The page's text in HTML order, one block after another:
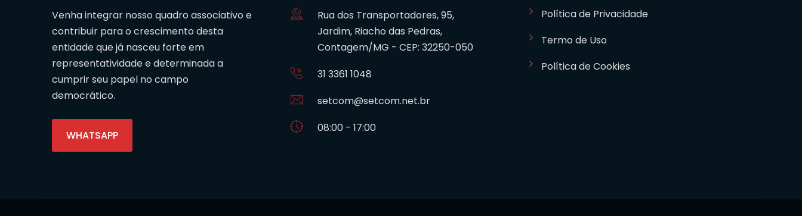
Venha integrar nosso quadro associativo e
contribuir para o crescimento desta
entidade que já nasceu forte em
representatividade e determinada a
cumprir seu papel no campo
democrático.
WHATSAPP
Rua dos Transportadores, 95,
Jardim, Riacho das Pedras,
Contagem/MG - CEP: 32250-050
31 3361 1048
setcom@setcom.net.br
08:00 - 17:00
Política de Privacidade
Termo de Uso
Política de Cookies